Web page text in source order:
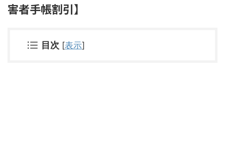
害者手帳割引】
目次 [表示]